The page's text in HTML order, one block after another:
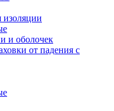
изоляции
и оболочек
от падения с